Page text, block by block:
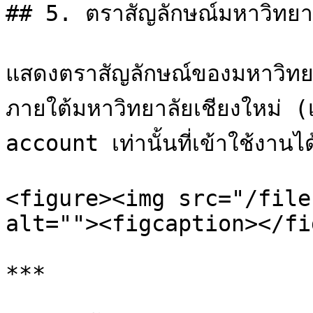
## 5. ตราสัญลักษณ์มหาวิทยา
แสดงตราสัญลักษณ์ของมหาวิท
ภายใต้มหาวิทยาลัยเชียงใหม่
account เท่านั้นที่เข้าใช้งาน
<figure><img src="/
alt=""><figcaption></
***